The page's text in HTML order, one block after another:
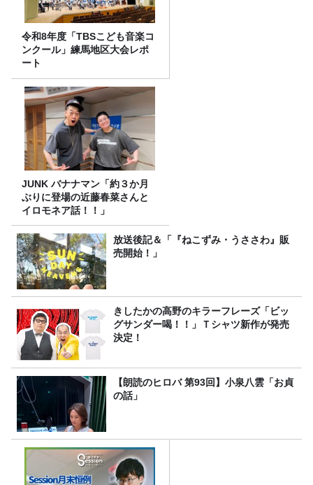
令和8年度「TBSこども音楽コ
ンクール」練馬地区大会レポ
ート
JUNK バナナマン「約３か月
ぶりに登場の近藤春菜さんと
イロモネア話！！」
放送後記＆「『ねこずみ・うささわ』販
売開始！」
きしたかの高野のキラーフレーズ「ビッ
グサンダー喝！！」Ｔシャツ新作が発売
決定！
【朗読のヒロバ 第93回】小泉八雲「お貞
の話」